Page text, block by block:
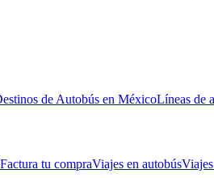
de Autobús en MéxicoLíneas de
Factura tu compraViajes en autobús